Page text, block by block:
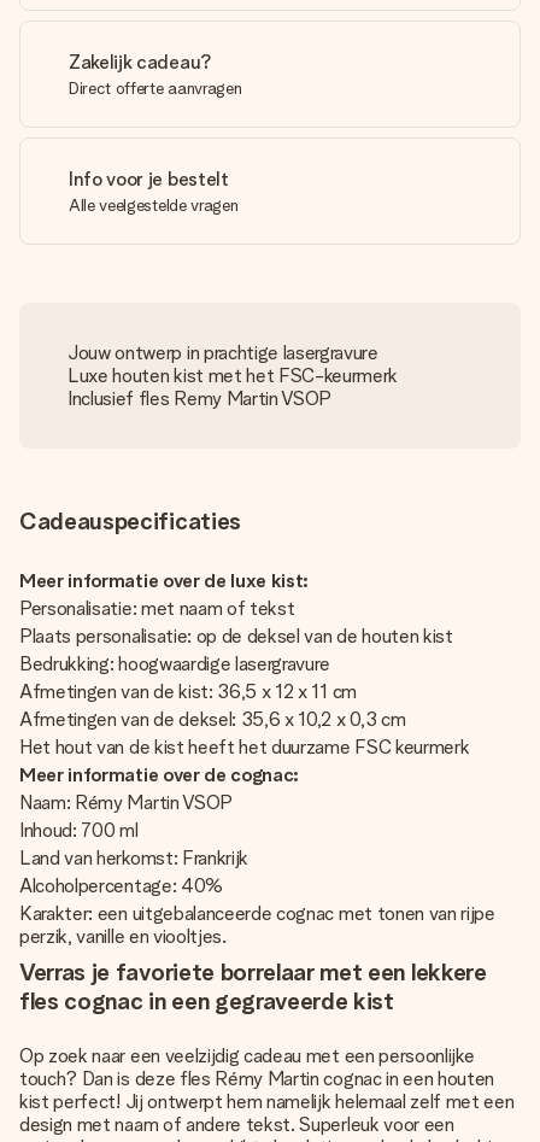
Zakelijk cadeau?
Direct offerte aanvragen
Info voor je bestelt
Alle veelgestelde vragen
Jouw ontwerp in prachtige lasergravure
Luxe houten kist met het FSC-keurmerk
Inclusief fles Remy Martin VSOP
Cadeauspecificaties
Meer informatie over de luxe kist:
Personalisatie: met naam of tekst
Plaats personalisatie: op de deksel van de houten kist
Bedrukking: hoogwaardige lasergravure
Afmetingen van de kist: 36,5 x 12 x 11 cm
Afmetingen van de deksel: 35,6 x 10,2 x 0,3 cm
Het hout van de kist heeft het duurzame FSC keurmerk
Meer informatie over de cognac:
Naam: Rémy Martin VSOP
Inhoud: 700 ml
Land van herkomst: Frankrijk
Alcoholpercentage: 40%
Karakter: een uitgebalanceerde cognac met tonen van rijpe
perzik, vanille en viooltjes.
Verras je favoriete borrelaar met een lekkere
fles cognac in een gegraveerde kist
Op zoek naar een veelzijdig cadeau met een persoonlijke
touch? Dan is deze fles Rémy Martin cognac in een houten
kist perfect! Jij ontwerpt hem namelijk helemaal zelf met een
design met naam of andere tekst. Superleuk voor een